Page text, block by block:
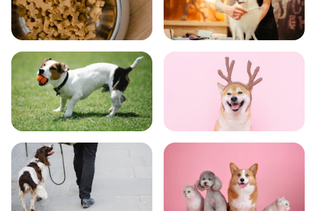
食事 お手入れ
トレーニング グッズ